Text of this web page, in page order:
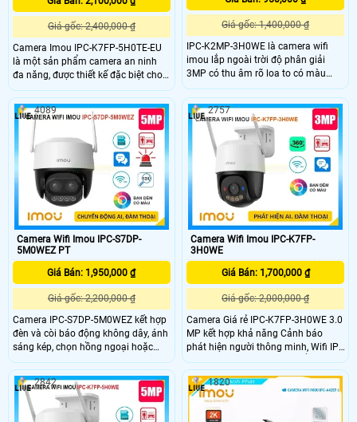
Giá gốc: 2,400,000 ₫
Camera Imou IPC-K7FP-5H0TE-EU
là một sản phẩm camera an ninh
đa năng, được thiết kế đặc biệt cho
các ứng dụng cần giám sát từ xa
trong điều kiện không có kết nối
mạng dây Imou IPC-K7FP-5H0TE-
EU hỗ trợ công nghệ hồng ngoại với
khả năng nhìn đêm lên đến 30 mét.
Giá gốc: 1,400,000 ₫
IPC-K2MP-3H0WE là camera wifi
imou lắp ngoài trời độ phân giải
3MP có thu âm rõ loa to có màu
ban đêm cùng chức năng xoay 360
kháng nước tốt trang bị hồng ngoại
10m chức năng ai thông minh phân
biệt người và vật cuyển động phù
hợp lắp cổng nhà cổng công ty nhà
xưởng kho hàng và giám sát xe
trước cửa hàng.
Camera Wifi Imou IPC-S7DP-
5M0WEZ PT
Giá Bán: 1,950,000 ₫
Giá gốc: 2,200,000 ₫
Camera IPC-S7DP-5M0WEZ kết hợp
đèn và còi báo động không dây, ánh
sáng kép, chọn hồng ngoại hoặc
đèn chiếu sáng. Chất lượng hình
ảnh 5.0MP tiết kiệm băng thông và
chi phí, giám sát ban đêm tốt với
hồng ngoại 50m. Truyền tải hình
ảnh qua IP Wifi Digital chất lượng,
4089
Camera Wifi Imou IPC-K7FP-
3H0WE
Giá Bán: 1,700,000 ₫
Giá gốc: 2,000,000 ₫
Camera Giá rẻ IPC-K7FP-3H0WE 3.0
MP kết hợp khả năng Cảnh báo
phát hiện người thông minh, Wifi IP,
Còi & nháy đèn khi có chuyển động,
xem màu sắc Full Color 30m vào
ban đêm, trang bị đèn trợ sáng kép,
loa đàm thoại tích hợp, Chống
Ngược Sáng HDR. Camera nhỏ gọn,
2757
2842 1820